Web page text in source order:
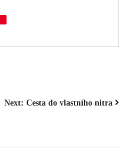
Next: Cesta do vlastního nitra